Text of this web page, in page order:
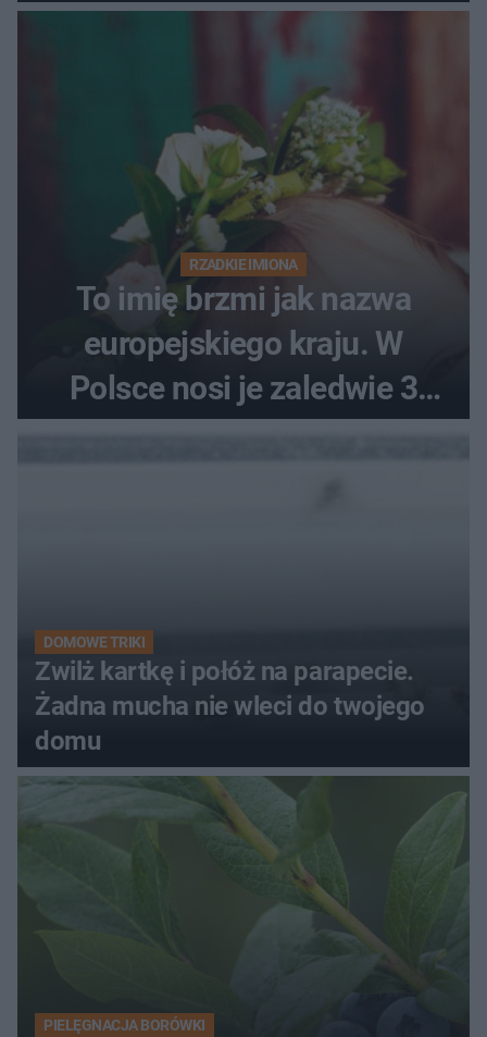
RZADKIE IMIONA
To imię brzmi jak nazwa
europejskiego kraju. W
Polsce nosi je zaledwie 3
kobiety
DOMOWE TRIKI
Zwilż kartkę i połóż na parapecie.
Żadna mucha nie wleci do twojego
domu
PIELĘGNACJA BORÓWKI